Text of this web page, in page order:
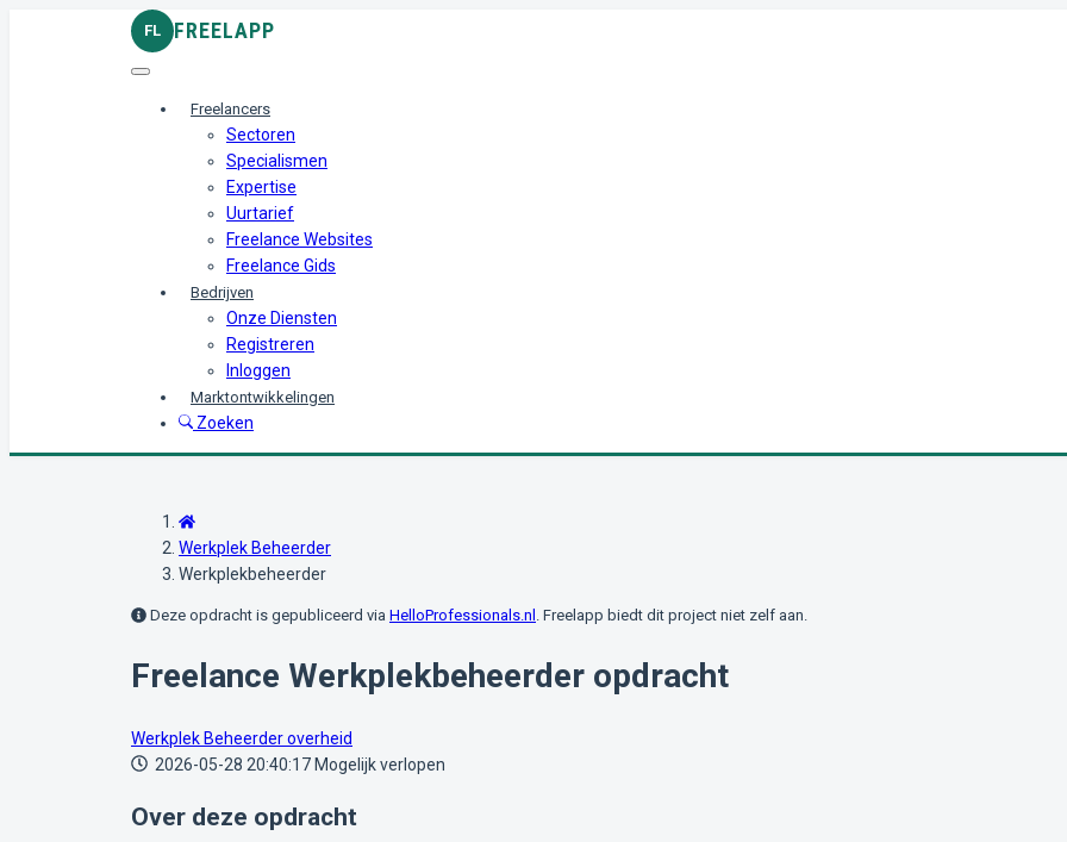
FL FREELAPP
Freelancers
Sectoren
Specialismen
Expertise
Uurtarief
Freelance Websites
Freelance Gids
Bedrijven
Onze Diensten
Registreren
Inloggen
Marktontwikkelingen
Zoeken
Werkplek Beheerder
Werkplekbeheerder
Deze opdracht is gepubliceerd via HelloProfessionals.nl . Freelapp biedt dit project niet zelf aan.
Freelance Werkplekbeheerder opdracht
Werkplek Beheerderoverheid
2026-05-28 20:40:17Mogelijk verlopen
Over deze opdracht